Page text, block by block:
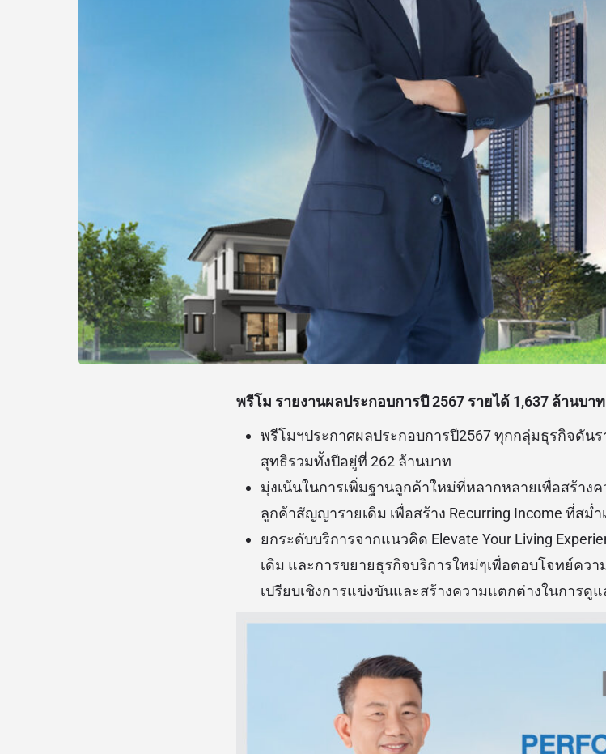
พรีโม รายงานผลประกอบการปี 2567 รายได้ 1,637 ล้านบา
พรีโมฯประกาศผลประกอบการปี2567 ทุกกลุ่มธุรกิจดัน
สุทธิรวมทั้งปีอยู่ที่ 262 ล้านบาท
มุ่งเน้นในการเพิ่มฐานลูกค้าใหม่ที่หลากหลายเพื่อสร้าง
ลูกค้าสัญญารายเดิม เพื่อสร้าง Recurring Income ที่สม่
ยกระดับบริการจากแนวคิด Elevate Your Living
เดิม และการขยายธุรกิจบริการใหม่ๆเพื่อตอบโจทย์คว
เปรียบเชิงการแข่งขันและสร้างความแตกต่างในการดูแ